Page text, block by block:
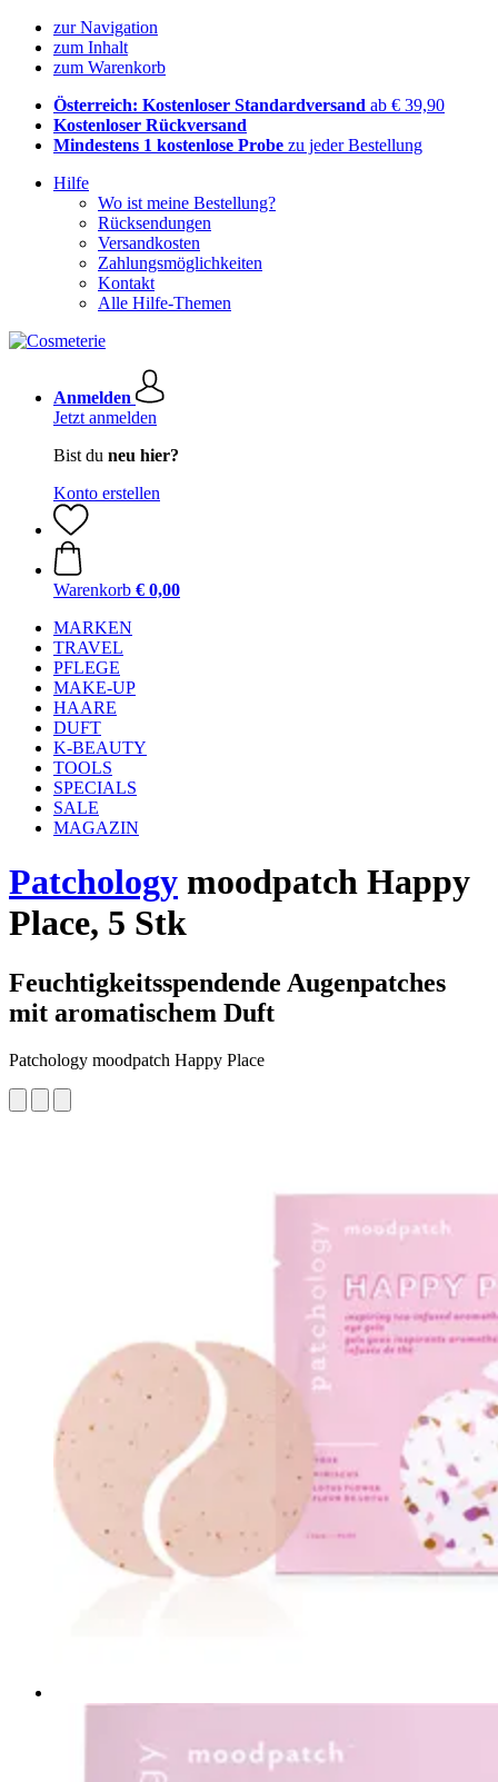
zur Navigation
zum Inhalt
zum Warenkorb
Österreich: Kostenloser Standardversand ab € 39,90
Kostenloser Rückversand
Mindestens 1 kostenlose Probe zu jeder Bestellung
Hilfe
Wo ist meine Bestellung?
Rücksendungen
Versandkosten
Zahlungsmöglichkeiten
Kontakt
Alle Hilfe-Themen
Anmelden
Jetzt anmelden
Bist du neu hier?
Konto erstellen
Warenkorb € 0,00
MARKEN
TRAVEL
PFLEGE
MAKE-UP
HAARE
DUFT
K-BEAUTY
TOOLS
SPECIALS
SALE
MAGAZIN
Patchology moodpatch Happy
Place, 5 Stk
Feuchtigkeitsspendende Augenpatches
mit aromatischem Duft
Patchology moodpatch Happy Place